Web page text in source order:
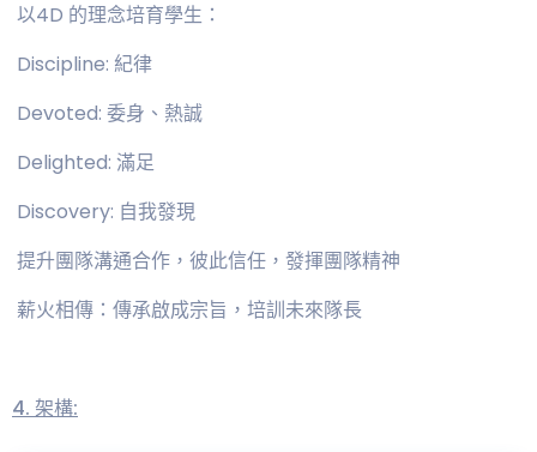
以4D 的理念培育學生：
Discipline: 紀律
Devoted: 委身、熱誠
Delighted: 滿足
Discovery: 自我發現
提升團隊溝通合作，彼此信任，發揮團隊精神
薪火相傳：傳承啟成宗旨，培訓未來隊長
4. 架構: